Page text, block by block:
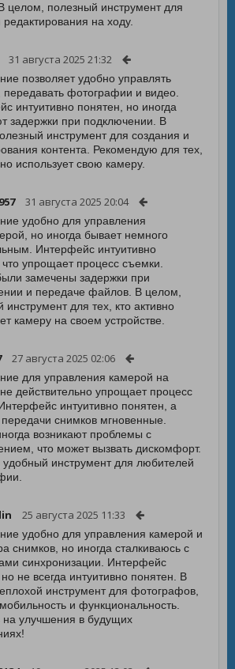
целом, полезный инструмент для
на ходу.
31 августа 2025 21:32
позволяет удобно управлять
передавать фотографии и видео.
интуитивно понятен, но иногда
задержки при подключении. В
инструмент для создания и
контента. Рекомендую для тех,
использует свою камеру.
31 августа 2025 20:04
удобно для управления
но иногда бывает немного
Интерфейс интуитивно
упрощает процесс съемки.
замечены задержки при
и передаче файлов. В целом,
инструмент для тех, кто активно
камеру на своем устройстве.
27 августа 2025 02:06
для управления камерой на
действительно упрощает процесс
интуитивно понятен, а
снимков мгновенные.
возникают проблемы с
что может вызвать дискомфорт.
инструмент для любителей
25 августа 2025 11:33
удобно для управления камерой и
снимков, но иногда сталкиваюсь с
синхронизации. Интерфейс
не всегда интуитивно понятен. В
инструмент для фотографов,
и функциональность.
улучшения в будущих